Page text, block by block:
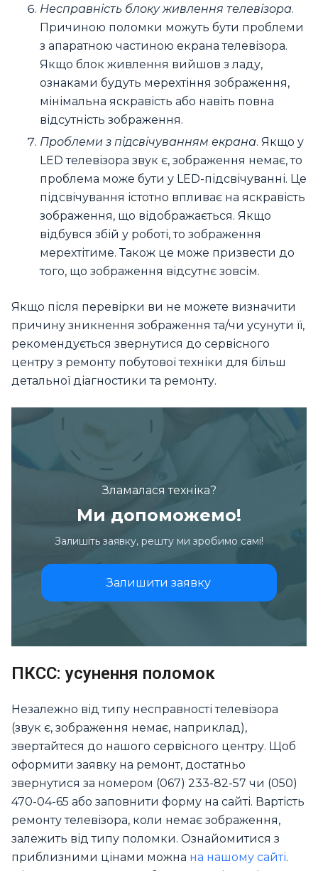
Несправність блоку живлення телевізора.
Причиною поломки можуть бути проблеми
з апаратною частиною екрана телевізора.
Якщо блок живлення вийшов з ладу,
ознаками будуть мерехтіння зображення,
мінімальна яскравість або навіть повна
відсутність зображення.
Проблеми з підсвічуванням екрана. Якщо у
LED телевізора звук є, зображення немає, то
проблема може бути у LED-підсвічуванні. Це
підсвічування істотно впливає на яскравість
зображення, що відображається. Якщо
відбувся збій у роботі, то зображення
мерехтітиме. Також це може призвести до
того, що зображення відсутнє зовсім.
Якщо після перевірки ви не можете визначити
причину зникнення зображення та/чи усунути її,
рекомендується звернутися до сервісного
центру з ремонту побутової техніки для більш
детальної діагностики та ремонту.
Зламалася техніка?
Ми допоможемо!
Залишіть заявку, решту ми зробимо самі!
Залишити заявку
ПКСС: усунення поломок
Незалежно від типу несправності телевізора
(звук є, зображення немає, наприклад),
звертайтеся до нашого сервісного центру. Щоб
оформити заявку на ремонт, достатньо
звернутися за номером (067) 233-82-57 чи (050)
470-04-65 або заповнити форму на сайті. Вартість
ремонту телевізора, коли немає зображення,
залежить від типу поломки. Ознайомитися з
приблизними цінами можна на нашому сайті.